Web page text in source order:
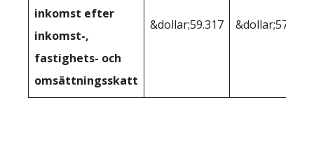
inkomst efter
inkomst-,
fastighets- och
omsättningsskatt
&dollar;59.317 &dollar;57.908